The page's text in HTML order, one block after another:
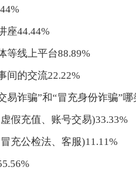
座44.44%
等线上平台88.89%
间的交流22.22%
易诈骗”和“冒充身份诈骗”
假充值、账号交易)33.33%
充公检法、客服)11.11%